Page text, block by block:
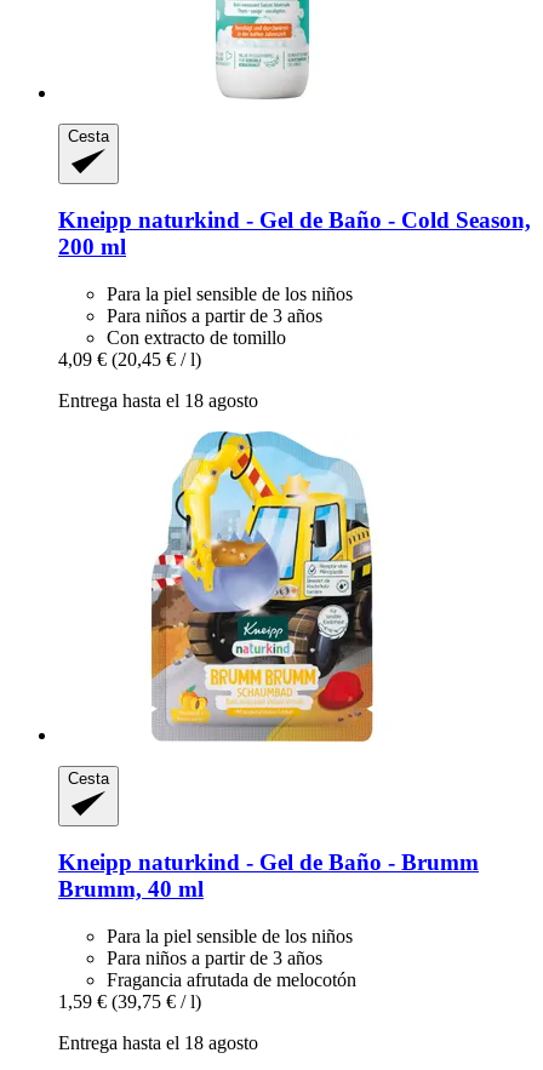
Cesta
Kneipp naturkind -​ Gel de Baño -​ Cold Season,
200 ml
Para la piel sensible de los niños
Para niños a partir de 3 años
Con extracto de tomillo
4,09 € (20,45 € / l)
Entrega hasta el 18 agosto
Cesta
Kneipp naturkind -​ Gel de Baño -​ Brumm
Brumm, 40 ml
Para la piel sensible de los niños
Para niños a partir de 3 años
Fragancia afrutada de melocotón
1,59 € (39,75 € / l)
Entrega hasta el 18 agosto